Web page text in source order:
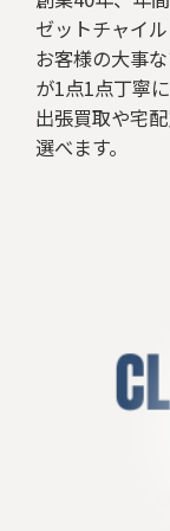
ゼットチャイ
お客様の大事
が1点1点丁寧
出張買取や宅
選べます。